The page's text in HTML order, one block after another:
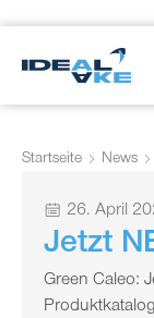
Startseite News
26. April
Jetzt
Green Caleo: